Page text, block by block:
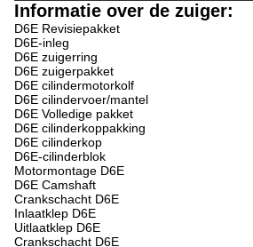
Informatie over de zuiger:
D6E Revisiepakket
D6E-inleg
D6E zuigerring
D6E zuigerpakket
D6E cilindermotorkolf
D6E cilindervoer/mantel
D6E Volledige pakket
D6E cilinderkoppakking
D6E cilinderkop
D6E-cilinderblok
Motormontage D6E
D6E Camshaft
Crankschacht D6E
Inlaatklep D6E
Uitlaatklep D6E
Crankschacht D6E